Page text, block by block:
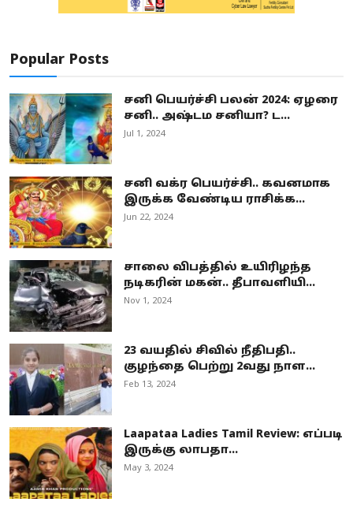
Popular Posts
சனி பெயர்ச்சி பலன் 2024: ஏழரை
சனி.. அஷ்டம சனியா? ட...
Jul 1, 2024
சனி வக்ர பெயர்ச்சி.. கவனமாக
இருக்க வேண்டிய ராசிக்க...
Jun 22, 2024
சாலை விபத்தில் உயிரிழந்த
நடிகரின் மகன்.. தீபாவளியி...
Nov 1, 2024
23 வயதில் சிவில் நீதிபதி..
குழந்தை பெற்று 2வது நாள...
Feb 13, 2024
Laapataa Ladies Tamil Review: எப்படி
இருக்கு லாபதா...
May 3, 2024